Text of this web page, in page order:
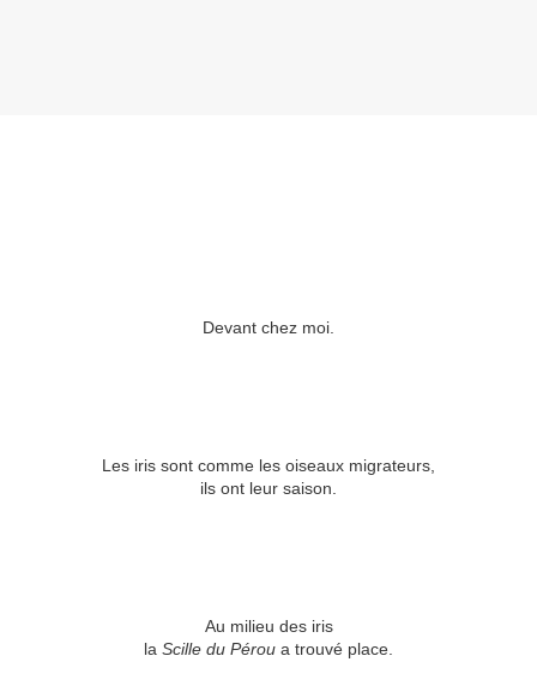
Devant chez moi.
Les iris sont comme les oiseaux migrateurs,
ils ont leur saison.
Au milieu des iris
la Scille du Pérou a trouvé place.